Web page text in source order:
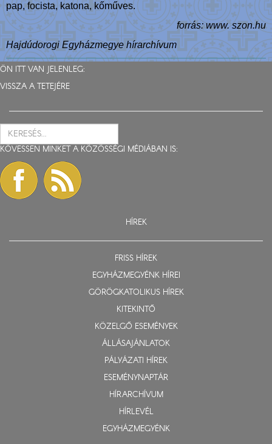
pap, focista, katona, kőműves.
forrás: www. szon.hu
Hajdúdorogi Egyházmegye hírarchívum
ÖN ITT VAN JELENLEG:
VISSZA A TETEJÉRE
KÖVESSEN MINKET A KÖZÖSSÉGI MÉDIÁBAN IS:
HÍREK
FRISS HÍREK
EGYHÁZMEGYÉNK HÍREI
GÖRÖGKATOLIKUS HÍREK
KITEKINTŐ
KÖZELGŐ ESEMÉNYEK
ÁLLÁSAJÁNLATOK
PÁLYÁZATI HÍREK
ESEMÉNYNAPTÁR
HÍRARCHÍVUM
HÍRLEVÉL
EGYHÁZMEGYÉNK